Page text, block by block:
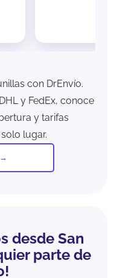
con DrEnvío.
y FedEx, conoce
y tarifas
lugar.
desde San
parte de